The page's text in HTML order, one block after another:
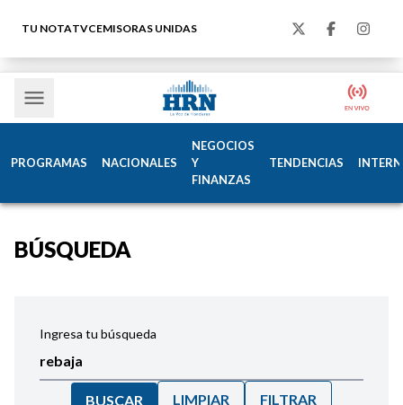
TU NOTATVCEMISORAS UNIDAS
PROGRAMAS NACIONALES
NEGOCIOS
Y
FINANZAS
TENDENCIAS
BÚSQUEDA
Ingresa tu búsqueda
BUSCAR LIMPIAR FILTRAR